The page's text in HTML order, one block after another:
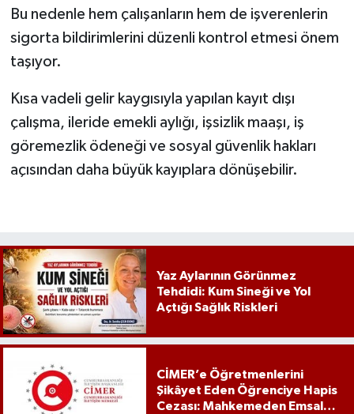
Bu nedenle hem çalışanların hem de işverenlerin
sigorta bildirimlerini düzenli kontrol etmesi önem
taşıyor.
Kısa vadeli gelir kaygısıyla yapılan kayıt dışı
çalışma, ileride emekli aylığı, işsizlik maaşı, iş
göremezlik ödeneği ve sosyal güvenlik hakları
açısından daha büyük kayıplara dönüşebilir.
Yaz Aylarının Görünmez
Tehdidi: Kum Sineği ve Yol
Açtığı Sağlık Riskleri
CİMER’e Öğretmenlerini
Şikâyet Eden Öğrenciye Hapis
Cezası: Mahkemeden Emsal